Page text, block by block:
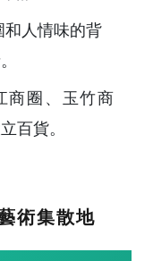
人情味的背
商圈、玉竹商
百貨。
術集散地